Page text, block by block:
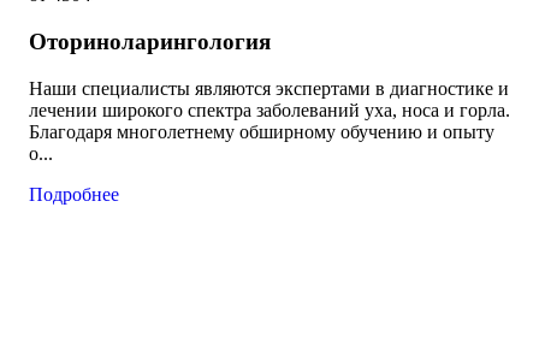
Оториноларингология
Наши специалисты являются экспертами в диагностике и
лечении широкого спектра заболеваний уха, носа и горла.
Благодаря многолетнему обширному обучению и опыту
о...
Подробнее